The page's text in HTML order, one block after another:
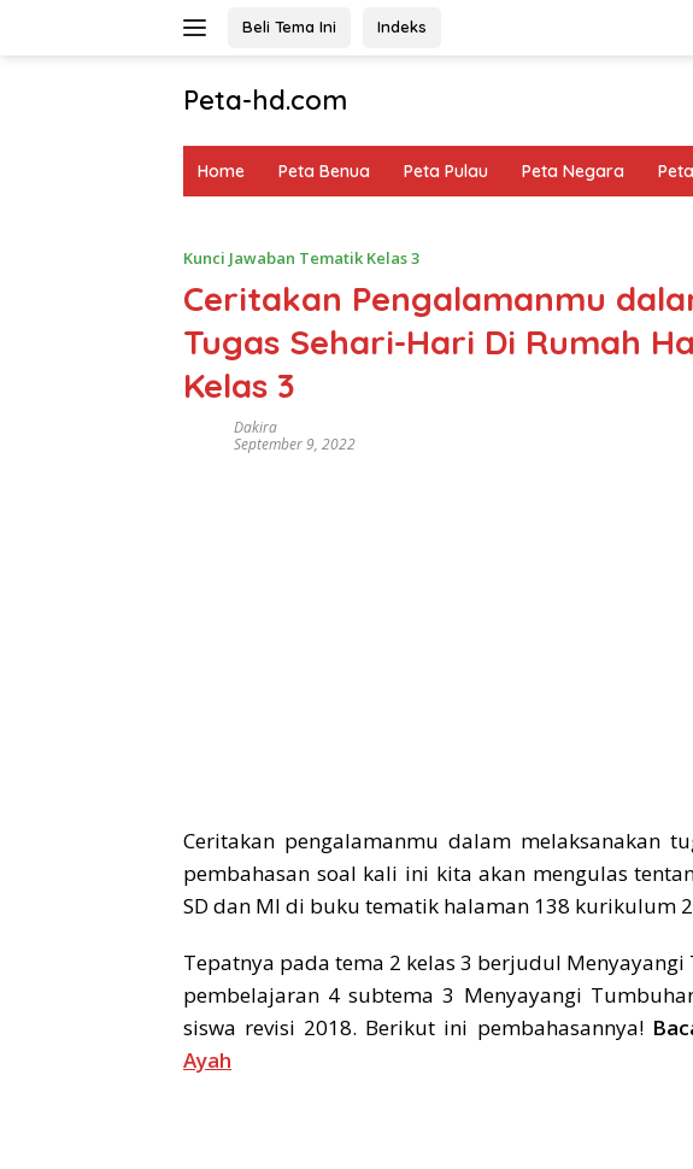
Beli Tema Ini Indeks
Peta-hd.com
Gambar
Home Peta Benua Peta Pulau Peta Negara
Kunci Jawaban Tematik Kelas 3
Ceritakan Pengalamanmu
Tugas Sehari-Hari Di Rumah
Kelas 3
Dakira
September 9, 2022
Ceritakan pengalamanmu dalam melaksanakan
pembahasan soal kali ini kita akan mengulas
SD dan MI di buku tematik halaman 138 kurikulum
Tepatnya pada tema 2 kelas 3 berjudul
pembelajaran 4 subtema 3 Menyayangi
siswa revisi 2018. Berikut ini pembahasannya!
Ayah